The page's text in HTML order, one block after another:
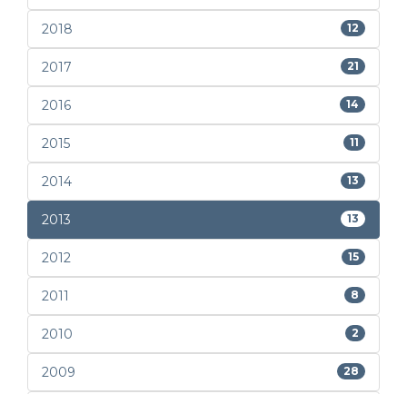
2018 12
2017 21
2016 14
2015 11
2014 13
2013 13
2012 15
2011 8
2010 2
2009 28